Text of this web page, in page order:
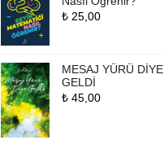
₺25,00
MESAJ YÜRÜ DİYE
GELDİ
₺45,00